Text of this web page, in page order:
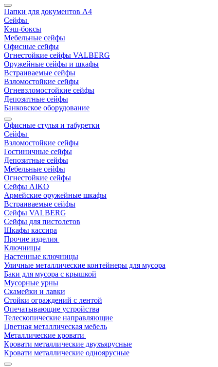
Папки для документов A4
Сейфы
Кэш-боксы
Мебельные сейфы
Офисные сейфы
Огнестойкие сейфы VALBERG
Оружейные сейфы и шкафы
Встраиваемые сейфы
Взломостойкие сейфы
Огневзломостойкие сейфы
Депозитные сейфы
Банковское оборудование
Офисные стулья и табуретки
Сейфы
Взломостойкие сейфы
Гостиничные сейфы
Депозитные сейфы
Мебельные сейфы
Огнестойкие сейфы
Сейфы AIKO
Армейские оружейные шкафы
Встраиваемые сейфы
Сейфы VALBERG
Сейфы для пистолетов
Шкафы кассира
Прочие изделия
Ключницы
Настенные ключницы
Уличные металлические контейнеры для мусора
Баки для мусора с крышкой
Мусорные урны
Скамейки и лавки
Стойки ограждений с лентой
Опечатывающие устройства
Телескопические направляющие
Цветная металлическая мебель
Металлические кровати
Кровати металлические двухъярусные
Кровати металлические одноярусные